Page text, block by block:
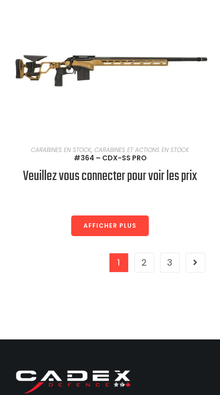
EN SAVOIR PLUS
CARABINES EN STOCK, CARABINES ET ACTIONS EN STOCK
#364 – CDX-SS PRO
Veuillez vous connecter pour voir les prix
AFFICHER PLUS
1 2 3